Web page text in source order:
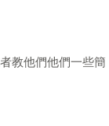
教他們他們一些簡